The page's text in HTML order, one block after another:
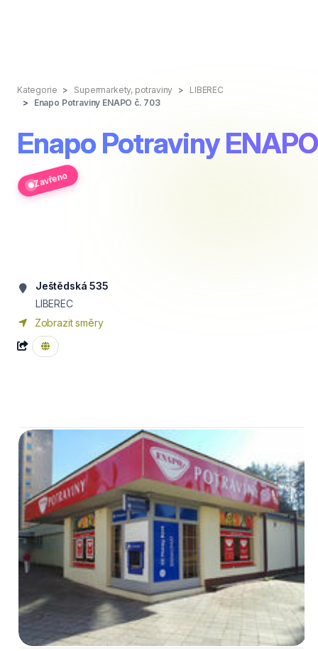
Kategorie Supermarkety, potraviny
LIBEREC
Enapo Potraviny ENAPO č. 703
Enapo Potraviny
Zavřeno
Ještědská 535
LIBEREC
Zobrazit směry